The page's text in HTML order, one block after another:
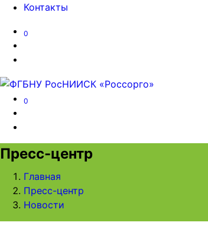
Контакты
0
0
Пресс-центр
Главная
Пресс-центр
Новости